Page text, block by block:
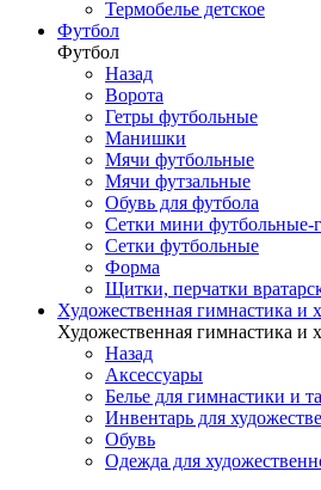
Термобелье детское
Футбол
Футбол
Назад
Ворота
Гетры футбольные
Манишки
Мячи футбольные
Мячи футзальные
Обувь для футбола
Сетки мини футбольные-
Сетки футбольные
Форма
Щитки, перчатки
Художественная гимнастика и
Художественная гимнастика и
Назад
Аксессуары
Белье для гимнастики и
Инвентарь для
Обувь
Одежда для